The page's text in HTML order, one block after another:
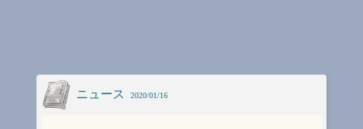
ニュース 2020/01/16